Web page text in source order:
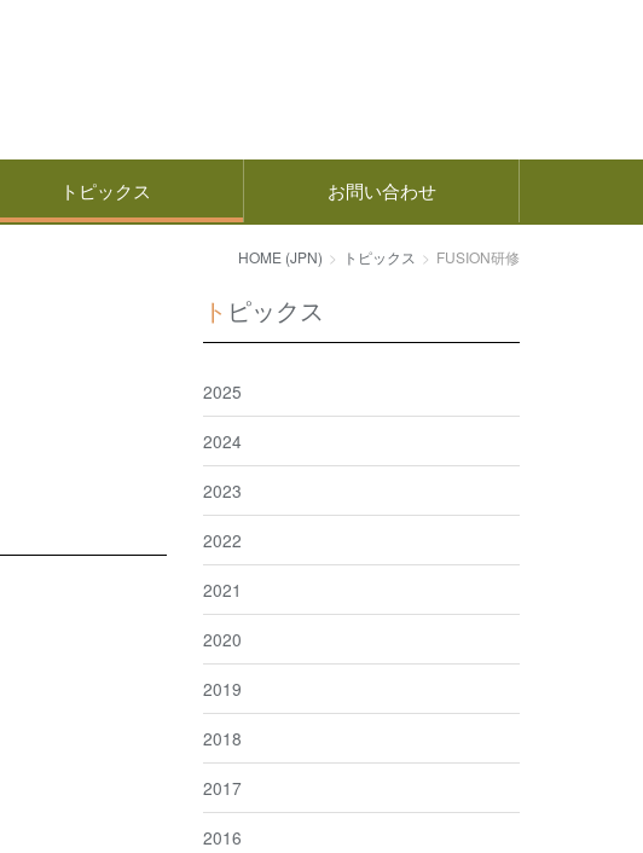
トピックス お問い合わせ
HOME (JPN) トピックス FUSION研修
トピックス
2025
2024
2023
2022
2021
2020
2019
2018
2017
2016